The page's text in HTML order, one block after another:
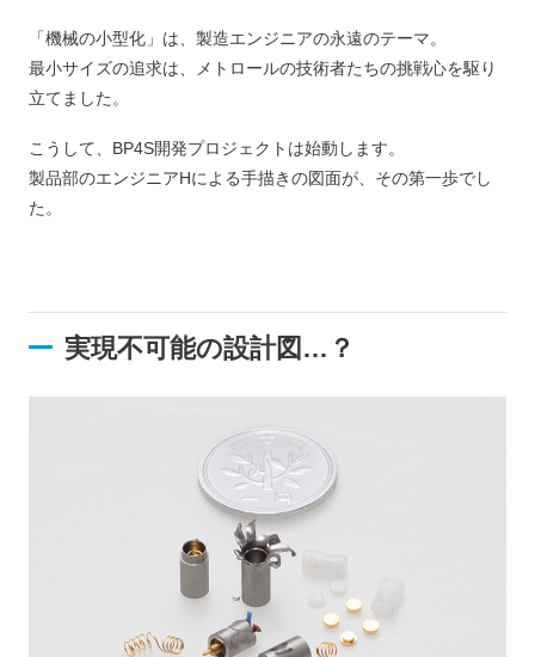
「機械の小型化」は、製造エンジニアの永遠のテーマ。
最小サイズの追求は、メトロールの技術者たちの挑戦心を駆り
立てました。
こうして、BP4S開発プロジェクトは始動します。
製品部のエンジニアHによる手描きの図面が、その第一歩でし
た。
実現不可能の設計図…？